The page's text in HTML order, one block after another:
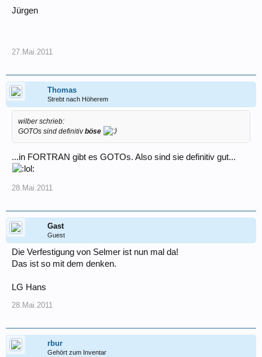
#15 GOTO <#1>
Gruß
Jo
Jürgen
27.Mai.2011
Thomas
Strebt nach Höherem
wilber schrieb:
GOTOs sind definitivböse
...in FORTRAN gibt es GOTOs. Also sind sie definitiv gut...
28.Mai.2011
Gast
Guest
Die Verfestigung von Selmer ist nun mal da!
Das ist so mit dem denken.
LG Hans
28.Mai.2011
rbur
Gehört zum Inventar